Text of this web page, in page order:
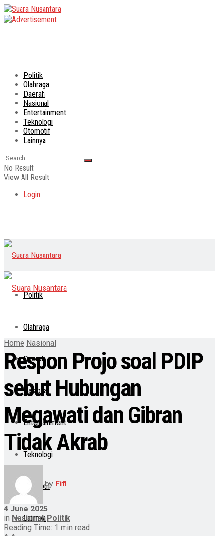
Politik
Olahraga
Daerah
Nasional
Entertainment
Teknologi
Otomotif
Lainnya
No Result
View All Result
Login
Politik
Olahraga
Daerah
Nasional
Entertainment
Teknologi
Otomotif
Lainnya
Home Nasional
Respon Projo soal PDIP
sebut Hubungan
Megawati dan Gibran
Tidak Akrab
by Fifi
4 June 2025
in Nasional, Politik
Reading Time: 1 min read